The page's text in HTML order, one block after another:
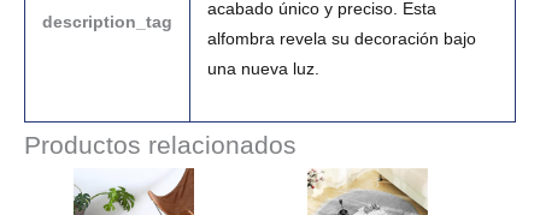
description_tag
acabado único y preciso. Esta
alfombra revela su decoración bajo
una nueva luz.
Productos relacionados
de